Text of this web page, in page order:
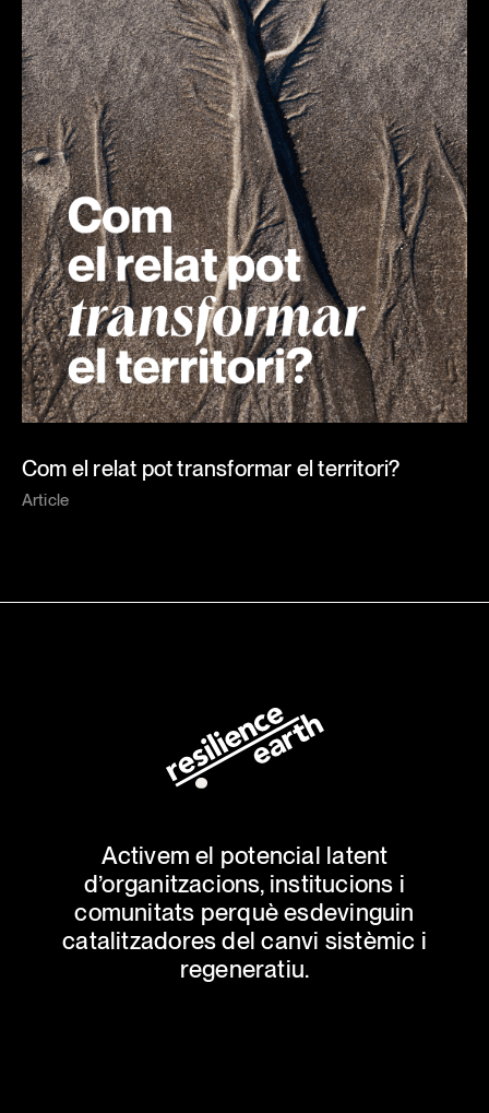
Com el relat pot transformar el territori?
Article
Activem el potencial latent
d’organitzacions, institucions i
comunitats perquè esdevinguin
catalitzadores del canvi sistèmic i
regeneratiu.